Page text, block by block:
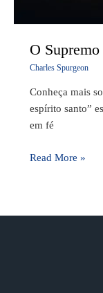
O
Charles Spurgeon
Conheça mais
espírito santo”
em fé
Read More »